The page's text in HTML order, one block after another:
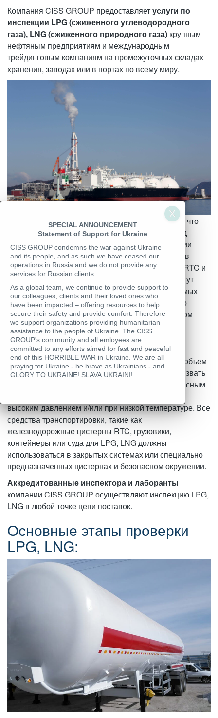
Компания CISS GROUP предоставляетуслуги по
инспекции LPG (сжиженного углеводородного
газа), LNG (сжиженного природного газа) крупным
нефтяным предприятиям и международным
трейдинговым компаниям на промежуточных складах
хранения, заводах или в портах по всему миру.
Особенность инспекции LPG, LNG состоит в том, что
данный вид топлива хранится в жидком виде под
давлением. При обычной температуре и давлении
LPG, LNG испаряется. Поэтому он поставляется в
герметичных стальных контейнерах (цистернах, RTC и
т.д.). Испарения LPG, LNG плотнее воздуха и могут
растекаться по земле и водостокам, оседая в самых
низких местах и воспламенятся со значительного
расстояния от источника утечки. При неподвижном
воздухе испарение рассеивается медленно. При
смешении с воздухом LPG, LNG может создать
легковоспламеняющуюся смесь. Утечка даже
небольшого количества может создать большой объем
испарений/воздушной смеси и таким образом вызвать
значительную опасность. LPG, LNG является опасным
высоким давлением и/или при низкой температуре. Все
средства транспортировки, такие как
железнодорожные цистерны RTC, грузовики,
контейнеры или суда для LPG, LNG должны
использоваться в закрытых системах или специально
предназначенных цистернах и безопасном окружении.
Аккредитованные инспектора и лаборанты
компании CISS GROUP осуществляют инспекцию LPG,
LNG в любой точке цепи поставок.
Основные этапы проверки
LPG, LNG:
SPECIAL ANNOUNCEMENT
Statement of Support for Ukraine
CISS GROUP condemns the war against Ukraine
and its people, and as such we have ceased our
operations in Russia and we do not provide any
services for Russian clients.
As a global team, we continue to provide support to
our colleagues, clients and their loved ones who
have been impacted – offering resources to help
secure their safety and provide comfort. Therefore
we support organizations providing humanitarian
assistance to the people of Ukraine. The CISS
GROUP's community and all emloyees are
committed to any efforts aimed for fast and peaceful
end of this HORRIBLE WAR in Ukraine. We are all
praying for Ukraine - be brave as Ukrainians - and
GLORY TO UKRAINE! SLAVA UKRAINI!